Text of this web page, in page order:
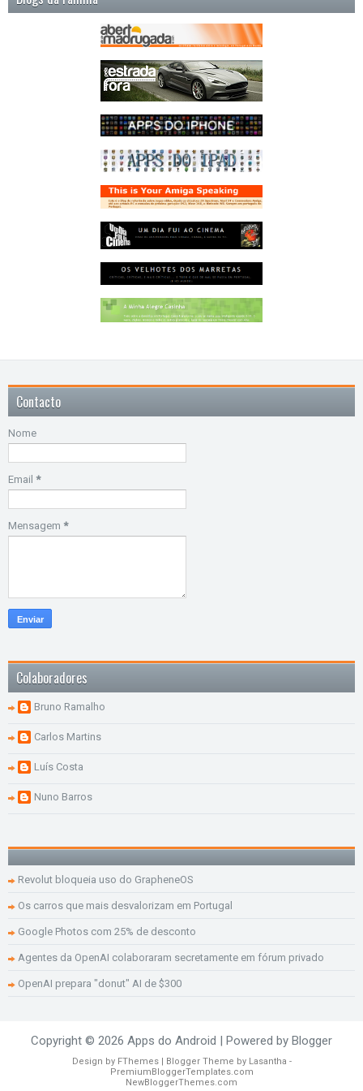
Contacto
Nome
Email *
Mensagem *
Colaboradores
Bruno Ramalho
Carlos Martins
Luís Costa
Nuno Barros
Revolut bloqueia uso do GrapheneOS
Os carros que mais desvalorizam em Portugal
Google Photos com 25% de desconto
Agentes da OpenAI colaboraram secretamente em fórum privado
OpenAI prepara "donut" AI de $300
Copyright © 2026 Apps do Android | Powered by Blogger
Design by FThemes| Blogger Theme by Lasantha -
PremiumBloggerTemplates.com
NewBloggerThemes.com